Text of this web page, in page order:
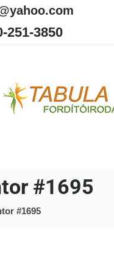
251-3850
#1695
#1695